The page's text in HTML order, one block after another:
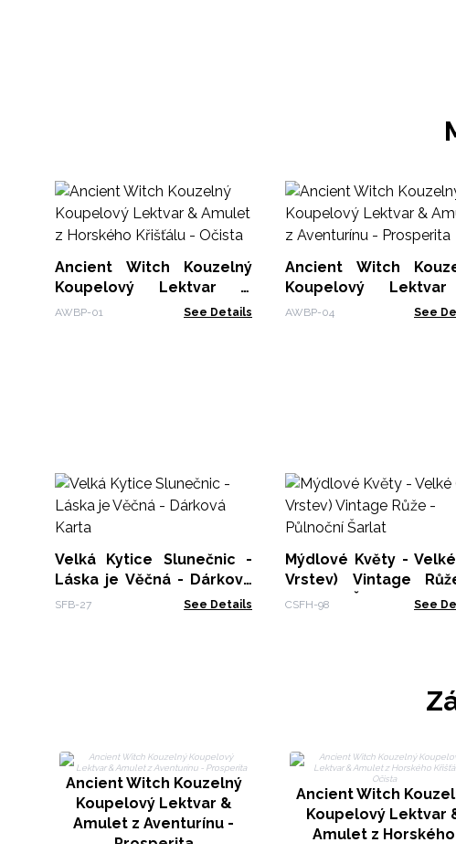
Ancient Witch Kouzelný
Koupelový Lektvar &
Amulet z Horského
AWBP-01 See Details
Ancient Witch
Koupelový
Amulet z
AWBP-04 See
Velká Kytice Slunečnic -
Láska je Věčná - Dárková
Karta
SFB-27 See Details
Mýdlové Květy -
Vrstev) Vintage
Půlnoční Šarlat
CSFH-98 See
Ancient Witch Kouzelný
Koupelový Lektvar &
Amulet z Aventurínu -
Prosperita
Ancient Witch
Koupelový Lektvar
Amulet z Horského